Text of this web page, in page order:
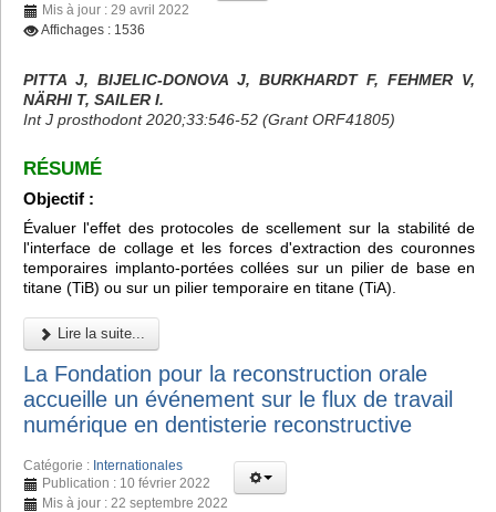
Mis à jour : 29 avril 2022
Affichages : 1536
PITTA J, BIJELIC-DONOVA J, BURKHARDT F, FEHMER V,
NÄRHI T, SAILER I.
Int J prosthodont 2020;33:546-52 (Grant ORF41805)
RÉSUMÉ
Objectif :
Évaluer l'effet des protocoles de scellement sur la stabilité de
l'interface de collage et les forces d'extraction des couronnes
temporaires implanto-portées collées sur un pilier de base en
titane (TiB) ou sur un pilier temporaire en titane (TiA).
Lire la suite...
La Fondation pour la reconstruction orale
accueille un événement sur le flux de travail
numérique en dentisterie reconstructive
Catégorie : Internationales
Publication : 10 février 2022
Mis à jour : 22 septembre 2022